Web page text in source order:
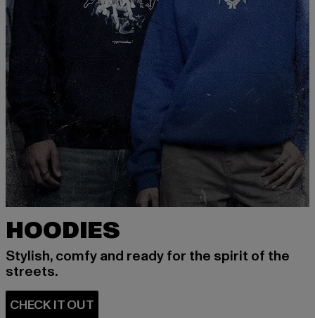
HOODIES
Stylish, comfy and ready for the spirit of the
streets.